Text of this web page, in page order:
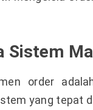
Sistem
order
yang tepat